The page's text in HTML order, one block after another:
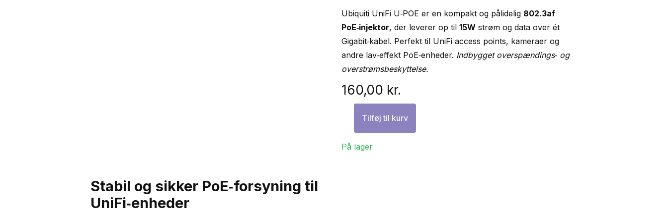
Ubiquiti UniFi U‑POE er en kompakt og pålidelig 802.3af
PoE‑injektor, der leverer op til 15W strøm og data over ét
Gigabit‑kabel. Perfekt til UniFi access points, kameraer og
andre lav‑effekt PoE‑enheder. Indbygget overspændings‑ og
overstrømsbeskyttelse.
160,00 kr.
Ubiquiti
PoE
Tilføj til kurv
På lager
Stabil og sikker PoE‑forsyning til
UniFi‑enheder